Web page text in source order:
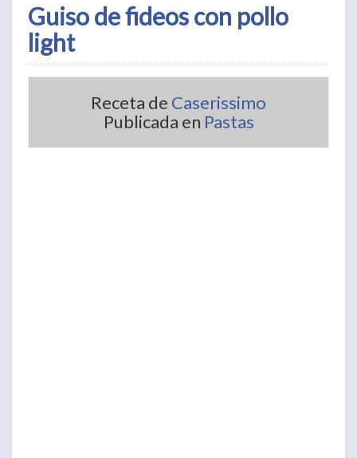
Guiso de fideos con pollo
light
Receta de Caserissimo
Publicada en Pastas